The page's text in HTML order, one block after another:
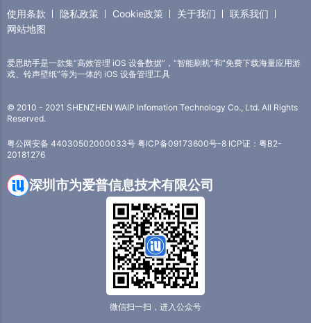
使用条款 隐私政策 Cookie政策 关于我们
联系我们
网站地图
爱思助手是一款集“高效管理 iOS 设备数据”，“智能刷机”和“免费下载海量应用游
戏、铃声壁纸”等为一体的 iOS 设备管理工具
© 2010 - 2021 SHENZHEN WAIP Infomation Technology Co., Ltd. All Rights
Reserved.
粤公网安备 44030502000033号 粤ICP备09173600号-8 ICP证：粤B2-
20181276
深圳市为爱普信息技术有限公司
微信扫一扫，进入公众号